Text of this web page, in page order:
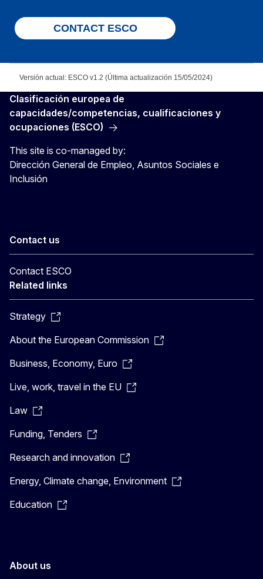
CONTACT ESCO
Versión actual: ESCO v1.2 (Última actualización 15/05/2024)
Clasificación europea de
capacidades/competencias, cualificaciones y
ocupaciones (ESCO)
This site is co-managed by:
Dirección General de Empleo, Asuntos Sociales e
Inclusión
Contact us
Contact ESCO
Related links
Strategy
About the European Commission
Business, Economy, Euro
Live, work, travel in the EU
Law
Funding, Tenders
Research and innovation
Energy, Climate change, Environment
Education
About us